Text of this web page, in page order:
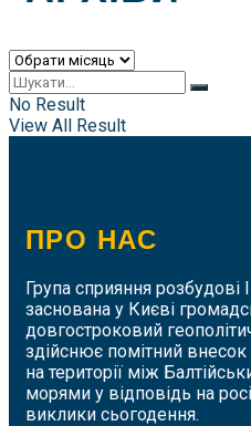
Архіви
No Result
View All Result
ПРО НАС
Група сприяння розбудові
заснована у Києві
довгостроковий
здійснює помітний внесок
на території між
морями у відповідь на
виклики сьогодення.